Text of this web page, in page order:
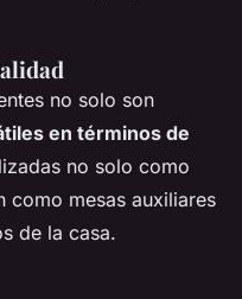
no solo son
en términos de
no solo como
como mesas auxiliares
de la casa.